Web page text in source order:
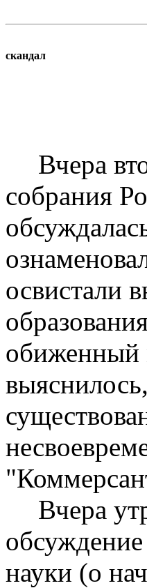
скандал
Вчера
собрания
освистали
обиженный
Вчера
науки (о